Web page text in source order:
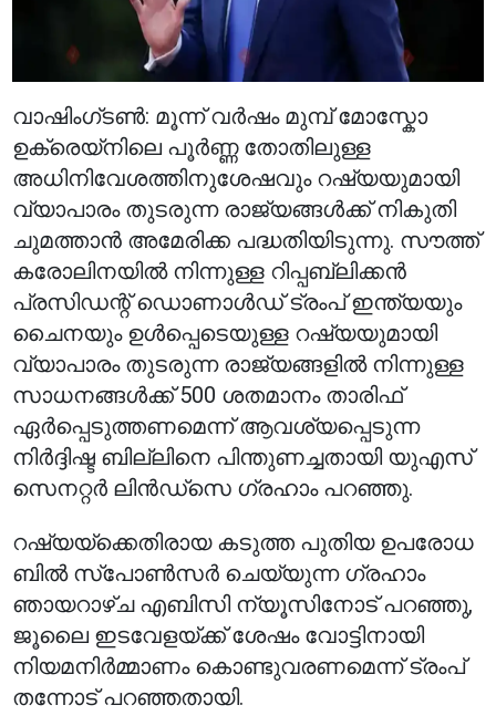
വാഷിംഗ്ടൺ: മൂന്ന് വർഷം മുമ്പ് മോസ്കോ
ഉക്രെയ്നിലെ പൂർണ്ണ തോതിലുള്ള
അധിനിവേശത്തിനുശേഷവും റഷ്യയുമായി
വ്യാപാരം തുടരുന്ന രാജ്യങ്ങൾക്ക് നികുതി
ചുമത്താൻ അമേരിക്ക പദ്ധതിയിടുന്നു. സൗത്ത്
കരോലിനയിൽ നിന്നുള്ള റിപ്പബ്ലിക്കൻ
പ്രസിഡന്റ് ഡൊണാൾഡ് ട്രംപ് ഇന്ത്യയും
ചൈനയും ഉൾപ്പെടെയുള്ള റഷ്യയുമായി
വ്യാപാരം തുടരുന്ന രാജ്യങ്ങളിൽ നിന്നുള്ള
സാധനങ്ങൾക്ക് 500 ശതമാനം താരിഫ്
ഏർപ്പെടുത്തണമെന്ന് ആവശ്യപ്പെടുന്ന
നിർദ്ദിഷ്ട ബില്ലിനെ പിന്തുണച്ചതായി യുഎസ്
സെനറ്റർ ലിൻഡ്സെ ഗ്രഹാം പറഞ്ഞു.
റഷ്യയ്‌ക്കെതിരായ കടുത്ത പുതിയ ഉപരോധ
ബിൽ സ്പോൺസർ ചെയ്യുന്ന ഗ്രഹാം
ഞായറാഴ്ച എബിസി ന്യൂസിനോട് പറഞ്ഞു,
ജൂലൈ ഇടവേളയ്ക്ക് ശേഷം വോട്ടിനായി
നിയമനിർമ്മാണം കൊണ്ടുവരണമെന്ന് ട്രംപ്
തന്നോട് പറഞ്ഞതായി.